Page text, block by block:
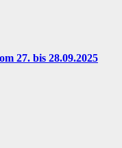
27. bis 28.09.2025